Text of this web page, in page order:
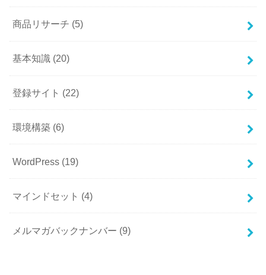
商品リサーチ (5)
基本知識 (20)
登録サイト (22)
環境構築 (6)
WordPress (19)
マインドセット (4)
メルマガバックナンバー (9)